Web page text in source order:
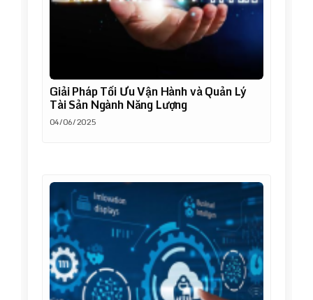
Giải Pháp Tối Ưu Vận Hành và Quản Lý
Tài Sản Ngành Năng Lượng
04/06/2025